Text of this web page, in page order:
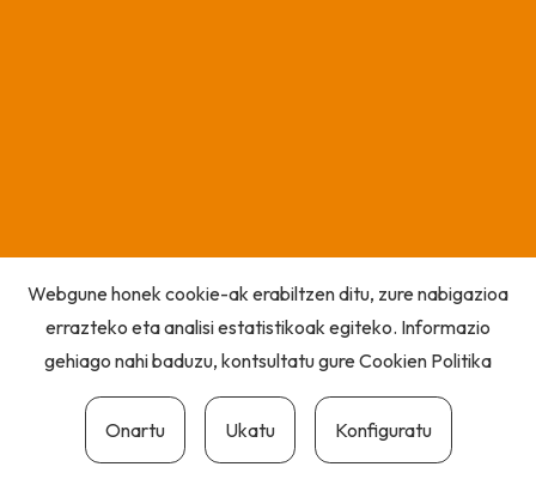
Webgune honek cookie-ak erabiltzen ditu, zure nabigazioa
errazteko eta analisi estatistikoak egiteko. Informazio
gehiago nahi baduzu, kontsultatu gureCookien Politika
Onartu Ukatu Konfiguratu